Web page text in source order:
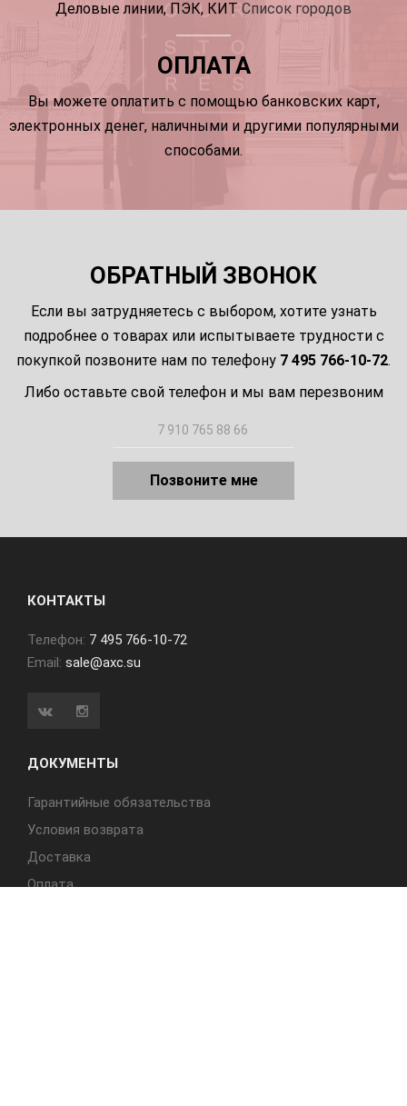
Деловые линии, ПЭК, КИТ Список городов
ОПЛАТА
Вы можете оплатить с помощью банковских карт,
электронных денег, наличными и другими популярными
способами.
ОБРАТНЫЙ ЗВОНОК
Если вы затрудняетесь с выбором, хотите узнать
подробнее о товарах или испытываете трудности с
покупкой позвоните нам по телефону 7 495 766-10-72.
Либо оставьте свой телефон и мы вам перезвоним
Позвоните мне
КОНТАКТЫ
Телефон: 7 495 766-10-72
Email: sale@axc.su
ДОКУМЕНТЫ
Гарантийные обязательства
Условия возврата
Доставка
Оплата